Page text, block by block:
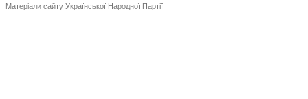
Матеріали сайту Української Народної Партії